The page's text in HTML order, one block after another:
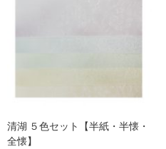
清湖 ５色セット【半紙・半懐・
全懐】